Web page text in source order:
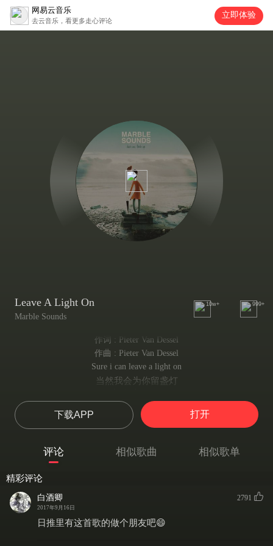
网易云音乐
去云音乐，看更多走心评论
立即体验
Leave A Light On
Marble Sounds
10w+ 999+
作词 : Pieter Van Dessel
作曲 : Pieter Van Dessel
Sure i can leave a light on
当然我会为你留盏灯
让它亮着
leave it till dawn
直到清晨
当然我会为你留盏灯的
there is no doubt
下载APP 打开
评论 相似歌曲 相似歌单
精彩评论
白酒卿
2017年9月16日
2791
日推里有这首歌的做个朋友吧😄